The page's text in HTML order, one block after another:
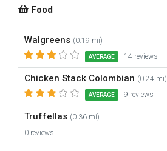
Food
Walgreens (0.19 mi)
AVERAGE 14 reviews
Chicken Stack Colombian (0.24 mi)
AVERAGE 9 reviews
Truffellas (0.36 mi)
0 reviews